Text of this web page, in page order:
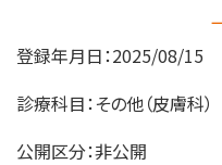
登録年月日：2025/08/15
診療科目：その他（皮膚科）
公開区分：非公開